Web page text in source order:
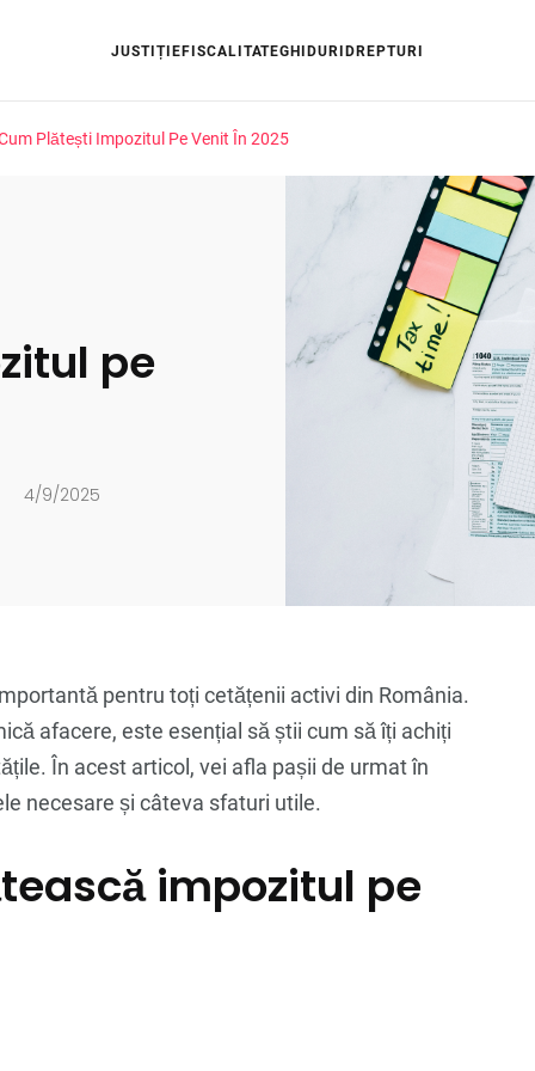
JUSTIȚIE FISCALITATEGHIDURI DREPTURI
Plătești Impozitul Pe Venit În 2025
pe
4/9/2025
pentru toți cetățenii activi din România.
afacere, este esențial să știi cum să îți achiți
În acest articol, vei afla pașii de urmat în
necesare și câteva sfaturi utile.
impozitul pe